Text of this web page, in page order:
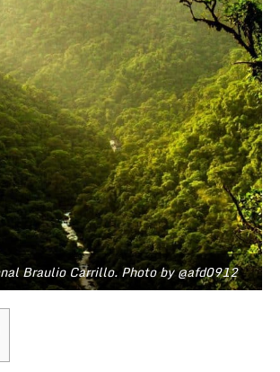
Braulio Carrillo. Photo by @afd0912